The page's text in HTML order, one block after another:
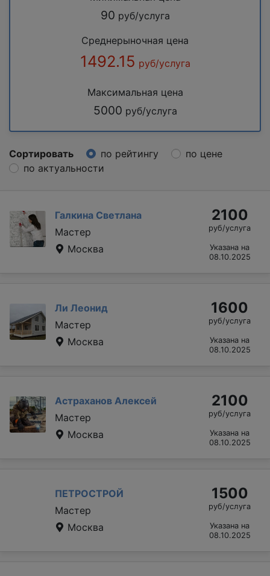
90 руб/услуга
Среднерыночная цена
1492.15 руб/услуга
Максимальная цена
5000 руб/услуга
Сортировать по рейтингу
по цене
по актуальности
Галкина Светлана
Мастер
Москва
2100
руб/услуга
Указана на
08.10.2025
Ли Леонид
Мастер
Москва
1600
руб/услуга
Указана на
08.10.2025
Астраханов Алексей
Мастер
Москва
2100
руб/услуга
Указана на
08.10.2025
ПЕТРОСТРОЙ
Мастер
Москва
1500
руб/услуга
Указана на
08.10.2025